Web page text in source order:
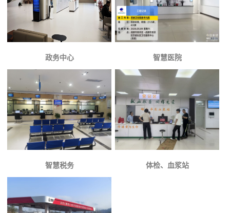
政务中心 智慧医院
智慧税务 体检、血浆站